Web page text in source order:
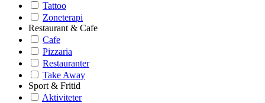
Tattoo
Zoneterapi
Restaurant & Cafe
Cafe
Pizzaria
Restauranter
Take Away
Sport & Fritid
Aktiviteter